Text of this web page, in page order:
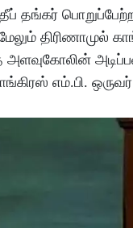
தங்கர்
மேலும்
எம்.பி. ஒருவர்